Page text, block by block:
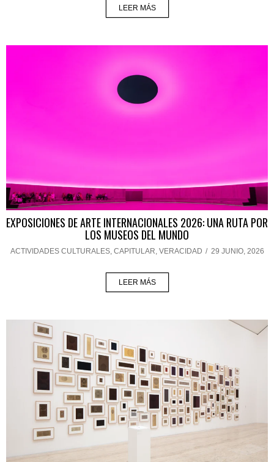
LEER MÁS
EXPOSICIONES DE ARTE INTERNACIONALES 2026: UNA RUTA POR
LOS MUSEOS DEL MUNDO
ACTIVIDADES CULTURALES, CAPITULAR VERACIDAD / 29 JUNIO, 2026
LEER MÁS